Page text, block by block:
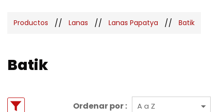
Productos // Lanas // Lanas Papatya // Batik
Batik
Ordenar por :